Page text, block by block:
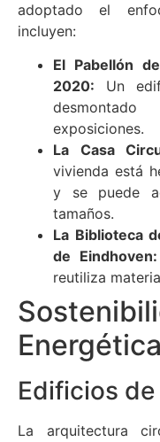
adoptado el
incluyen:
El Pabellón
2020: Un
exposiciones.
La Casa
vivienda está
y se puede
tamaños.
La Biblioteca
de Eindhoven:
reutiliza
Energética
Edificios
La arquitectura